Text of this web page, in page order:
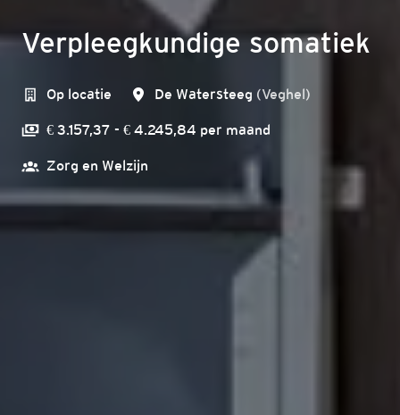
Verpleegkundige somatiek
Op locatie De Watersteeg (Veghel)
€ 3.157,37 - € 4.245,84 per maand
Zorg en Welzijn